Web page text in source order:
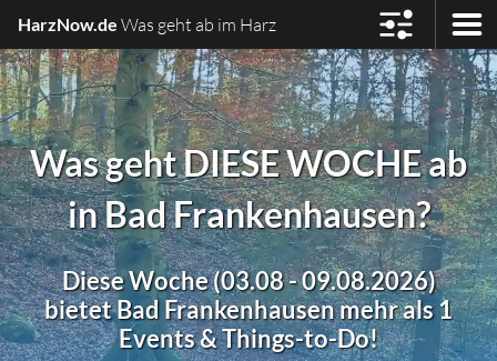
HarzNow.de Was geht ab im Harz
Was geht DIESE WOCHE ab
in Bad Frankenhausen?
Diese Woche (03.08 - 09.08.2026)
bietet Bad Frankenhausen mehr als 1
Events & Things-to-Do!